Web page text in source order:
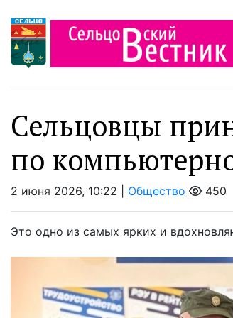
Сельцовцы
по
2 июня 2026, 10:22 | Общество 450
Это одно из самых ярких и